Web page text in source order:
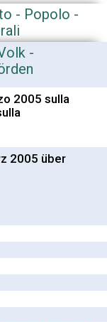
- Popolo -
-
2005 sulla
2005 über